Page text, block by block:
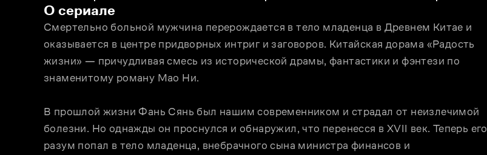
О сериале
Смертельно больной мужчина перерождается в тело младенца в Древнем Китае и
оказывается в центре придворных интриг и заговоров. Китайская дорама «Радость
жизни» — причудливая смесь из исторической драмы, фантастики и фэнтези по
знаменитому роману Мао Ни.
В прошлой жизни Фань Сянь был нашим современником и страдал от неизлечимой
болезни. Но однажды он проснулся и обнаружил, что перенесся в XVII век. Теперь его
разум попал в тело младенца, внебрачного сына министра финансов и